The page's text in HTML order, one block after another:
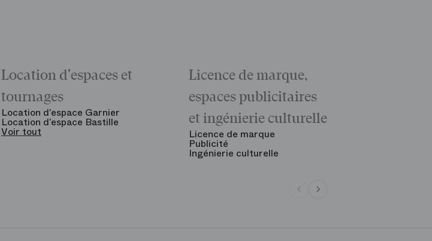
Location d'espaces et
tournages
Location d’espace Garnier
Location d’espace Bastille
Voir tout
Licence de marque,
espaces publicitaires
et ingénierie culturelle
Licence de marque
Publicité
Ingénierie culturelle